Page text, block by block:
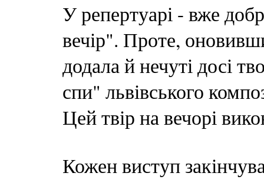
У репертуарі - вже
вечір". Проте,
додала й нечуті досі
спи" львівського
Цей твір на вечорі
Кожен виступ